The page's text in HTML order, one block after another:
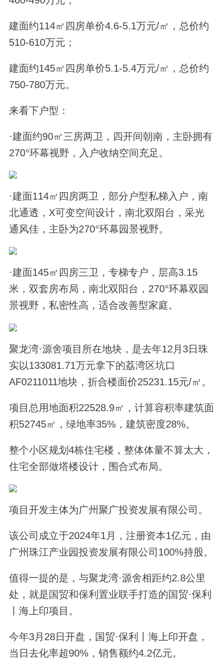
建面约114㎡四房单价4.6-5.1万元/㎡，总价约
510-610万元；
建面约145㎡四房单价5.1-5.4万元/㎡，总价约
750-780万元。
来看下户型：
·建面约90㎡三房两卫，四开间朝南，主卧拥有
270°环幕视野，入户收纳空间充足。
·建面114㎡四房两卫，部分户型私梯入户，南
北通透，X可变空间设计，南北双阳台，采光
通风佳，主卧为270°环幕园景视野。
·建面145㎡四房三卫，专梯专户，层高3.15
米，双套房布局，南北双阳台，270°环幕双园
景视野，私密性高，适合改善型家庭。
聚龙湾·源舍项目所在地块，是去年12月3日珠
实以133081.71万元拿下的荔湾区坑口
AF0211011地块，折合楼面价25231.15元/㎡。
项目总用地面积22528.9㎡，计算容积率建筑面
积52745㎡，绿地率35%，建筑密度28%。
整个小区规划4栋住宅楼，整体体量不算太大，
住宅全部做塔楼设计，围合式布局。
项目开发主体为广州聚广投资发展有限公司。
该公司成立于2024年1月，注册资本1亿元，由
广州珠江产业园投资发展有限公司100%持股。
值得一提的是，与聚龙湾·源舍相距约2.8公里
处，就是国贸和保利置业联手打造的国贸·保利
丨海上印项目。
今年3月28日开盘，国贸·保利丨海上印开盘，
当日去化率超90%，销售额约4.2亿元。